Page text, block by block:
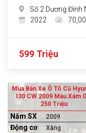
Số 2 Dương Đình
2022
599 Triệu
Mua Bán Xe Ô Tô Cũ
I30 CW 2009 Màu Xám
250 Triệu
Năm SX 2009
Động cơ Xăng